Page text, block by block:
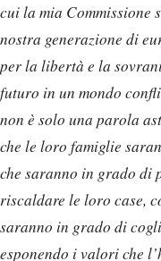
cui la mia Commissione
nostra generazione di
per la libertà e la
futuro in un mondo
non è solo una parola
che le loro famiglie
che saranno in grado di
riscaldare le loro case,
saranno in grado di
esponendo i valori che